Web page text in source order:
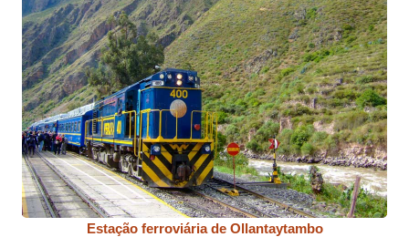
Estação ferroviária de Ollantaytambo